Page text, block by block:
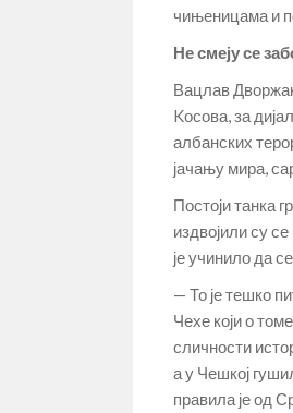
чињеницама и
Не смеју се
Вацлав Дворжак
Kосова, за
албанских
јачању мира,
Постоји танка
издвојили су
је учинило да
— То је тешко
Чехе који о
сличности
а у Чешкој
правила је од